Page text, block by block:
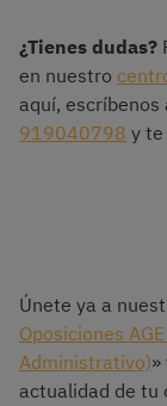
¿Tienes dudas?
en nuestro
aquí, escríbenos
919040798 y te
Únete ya a
Oposiciones
Administrativo)
actualidad de tu